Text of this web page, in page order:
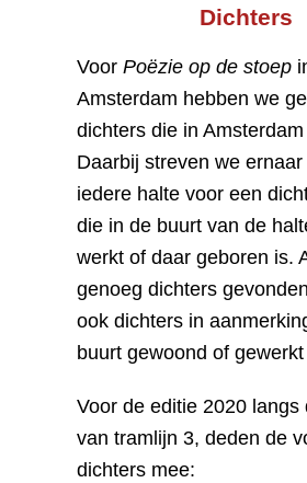
Dichters
Voor Poëzie op de stoep
Amsterdam hebben we
dichters die in
Daarbij streven we ernaar
iedere halte voor een
die in de buurt van de
werkt of daar geboren is.
genoeg dichters
ook dichters in
buurt gewoond of
Voor de editie 2020 langs
van tramlijn 3, deden de
dichters mee: